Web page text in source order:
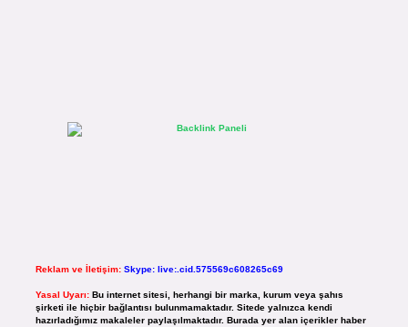
Reklam ve İletişim: Skype: live:.cid.575569c608265c69
Yasal Uyarı: Bu internet sitesi, herhangi bir marka, kurum veya şahıs
şirketi ile hiçbir bağlantısı bulunmamaktadır. Sitede yalnızca kendi
hazırladığımız makaleler paylaşılmaktadır. Burada yer alan içerikler haber